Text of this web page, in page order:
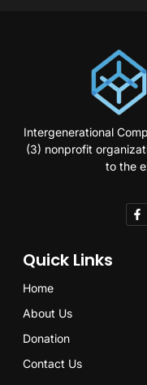
Intergenerational
(3) nonprofit
to the
Quick Links
Home
About Us
Donation
Contact Us